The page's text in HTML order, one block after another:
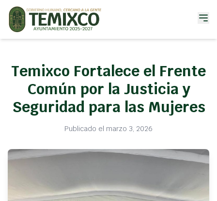
Temixco Fortalece el Frente
Común por la Justicia y
Seguridad para las Mujeres
Publicado el marzo 3, 2026